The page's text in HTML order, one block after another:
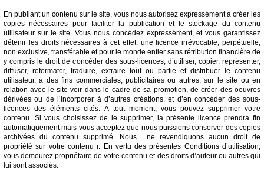
En publiant un contenu sur le site, vous nous autorisez expressément à créer les
copies nécessaires pour faciliter la publication et le stockage du contenu
utilisateur sur le site. Vous nous concédez expressément, et vous garantissez
détenir les droits nécessaires à cet effet, une licence irrévocable, perpétuelle,
non exclusive, transférable et pour le monde entier sans rétribution financière de
y compris le droit de concéder des sous-licences, d’utiliser, copier, représenter,
diffuser, reformater, traduire, extraire tout ou partie et distribuer le contenu
utilisateur, à des fins commerciales, publicitaires ou autres, sur le site ou en
relation avec le site voir dans le cadre de sa promotion, de créer des oeuvres
dérivées ou de l’incorporer à d’autres créations, et d’en concéder des sous-
licences des éléments cités. À tout moment, vous pouvez supprimer votre
contenu. Si vous choisissez de le supprimer, la présente licence prendra fin
automatiquement mais vous acceptez que nous puissions conserver des copies
archivées du contenu supprimé. Nous ne revendiquons aucun droit de
propriété sur votre contenu r. En vertu des présentes Conditions d’utilisation,
vous demeurez propriétaire de votre contenu et des droits d’auteur ou autres qui
lui sont associés.